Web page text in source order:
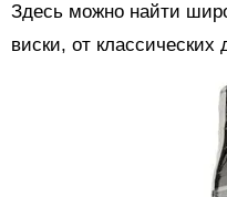
Здесь можно найти
виски, от